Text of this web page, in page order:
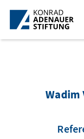
Saltar al contenido
Wadim